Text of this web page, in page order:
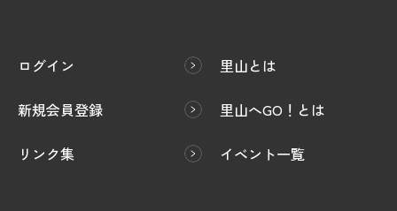
ログイン
新規会員登録
リンク集
里山とは
里山へGO！とは
イベント一覧